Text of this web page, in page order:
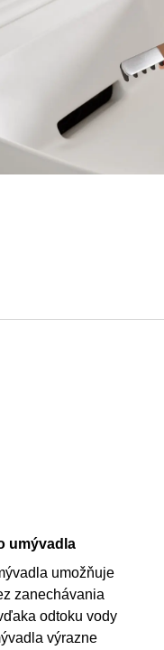
umývadla
umožňuje
zanechávania
odtoku vody
výrazne